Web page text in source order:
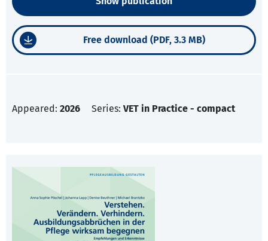
Free download (PDF, 3.3 MB)
Appeared: 2026 Series: VET in Practice - compact